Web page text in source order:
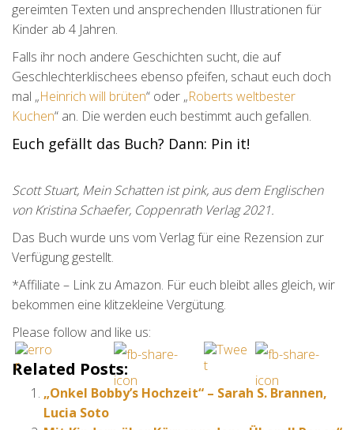
gereimten Texten und ansprechenden Illustrationen für
Kinder ab 4 Jahren.
Falls ihr noch andere Geschichten sucht, die auf
Geschlechterklischees ebenso pfeifen, schaut euch doch
mal „Heinrich will brüten“ oder „Roberts weltbester
Kuchen“ an. Die werden euch bestimmt auch gefallen.
Euch gefällt das Buch? Dann: Pin it!
Scott Stuart, Mein Schatten ist pink, aus dem Englischen
von Kristina Schaefer, Coppenrath Verlag 2021.
Das Buch wurde uns vom Verlag für eine Rezension zur
Verfügung gestellt.
*Affiliate – Link zu Amazon. Für euch bleibt alles gleich, wir
bekommen eine klitzekleine Vergütung.
Please follow and like us:
Related Posts:
„Onkel Bobby’s Hochzeit“ – Sarah S. Brannen,
Lucia Soto